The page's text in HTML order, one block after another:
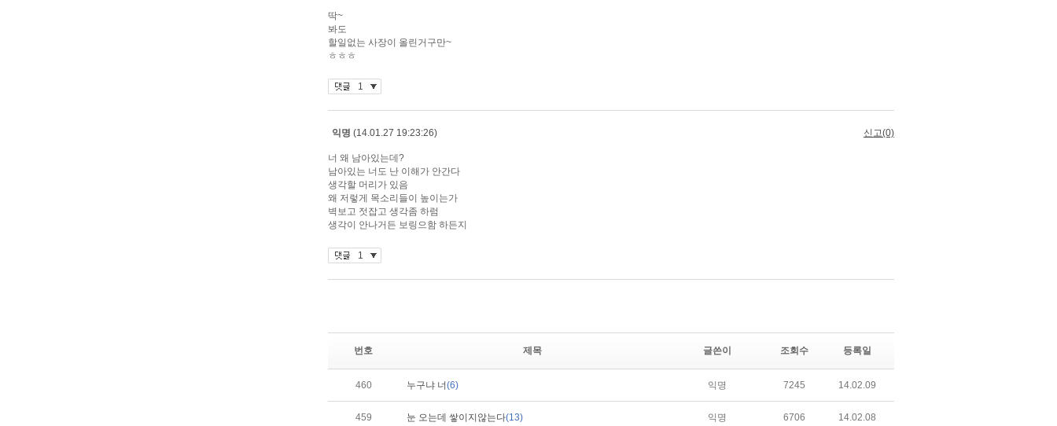
번호 제목 글쓴이 조회수 등록일
460 누구냐 너(6) 익명 7245 14.02.09
459 눈 오는데 쌓이지않는다(13) 익명 6706 14.02.08